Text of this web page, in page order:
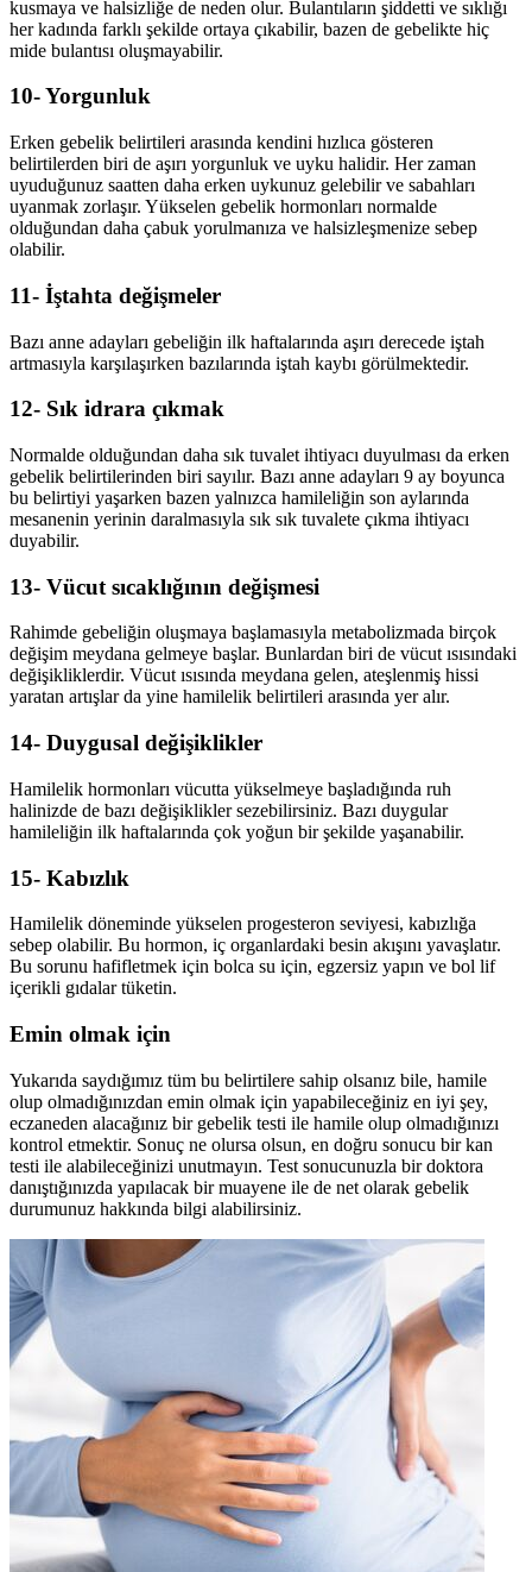
kusmaya ve halsizliğe de neden olur. Bulantıların şiddetti ve sıklığı
her kadında farklı şekilde ortaya çıkabilir, bazen de gebelikte hiç
mide bulantısı oluşmayabilir.
10- Yorgunluk
Erken gebelik belirtileri arasında kendini hızlıca gösteren
belirtilerden biri de aşırı yorgunluk ve uyku halidir. Her zaman
uyuduğunuz saatten daha erken uykunuz gelebilir ve sabahları
uyanmak zorlaşır. Yükselen gebelik hormonları normalde
olduğundan daha çabuk yorulmanıza ve halsizleşmenize sebep
olabilir.
11- İştahta değişmeler
Bazı anne adayları gebeliğin ilk haftalarında aşırı derecede iştah
artmasıyla karşılaşırken bazılarında iştah kaybı görülmektedir.
12- Sık idrara çıkmak
Normalde olduğundan daha sık tuvalet ihtiyacı duyulması da erken
gebelik belirtilerinden biri sayılır. Bazı anne adayları 9 ay boyunca
bu belirtiyi yaşarken bazen yalnızca hamileliğin son aylarında
mesanenin yerinin daralmasıyla sık sık tuvalete çıkma ihtiyacı
duyabilir.
13- Vücut sıcaklığının değişmesi
Rahimde gebeliğin oluşmaya başlamasıyla metabolizmada birçok
değişim meydana gelmeye başlar. Bunlardan biri de vücut ısısındaki
değişikliklerdir. Vücut ısısında meydana gelen, ateşlenmiş hissi
yaratan artışlar da yine hamilelik belirtileri arasında yer alır.
14- Duygusal değişiklikler
Hamilelik hormonları vücutta yükselmeye başladığında ruh
halinizde de bazı değişiklikler sezebilirsiniz. Bazı duygular
hamileliğin ilk haftalarında çok yoğun bir şekilde yaşanabilir.
15- Kabızlık
Hamilelik döneminde yükselen progesteron seviyesi, kabızlığa
sebep olabilir. Bu hormon, iç organlardaki besin akışını yavaşlatır.
Bu sorunu hafifletmek için bolca su için, egzersiz yapın ve bol lif
içerikli gıdalar tüketin.
Emin olmak için
Yukarıda saydığımız tüm bu belirtilere sahip olsanız bile, hamile
olup olmadığınızdan emin olmak için yapabileceğiniz en iyi şey,
eczaneden alacağınız bir gebelik testi ile hamile olup olmadığınızı
kontrol etmektir. Sonuç ne olursa olsun, en doğru sonucu bir kan
testi ile alabileceğinizi unutmayın. Test sonucunuzla bir doktora
danıştığınızda yapılacak bir muayene ile de net olarak gebelik
durumunuz hakkında bilgi alabilirsiniz.